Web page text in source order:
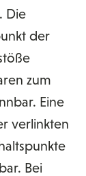
Die
der
zum
Eine
verlinkten
Bei